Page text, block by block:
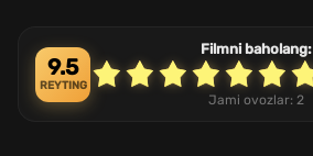
9.5
REYTING
Filmni baholang:
Jami ovozlar: 2